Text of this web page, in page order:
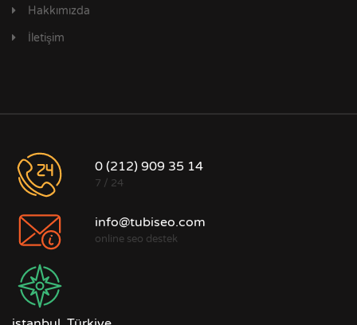
Hakkımızda
İletişim
0 (212) 909 35 14
7 / 24
info@tubiseo.com
online seo destek